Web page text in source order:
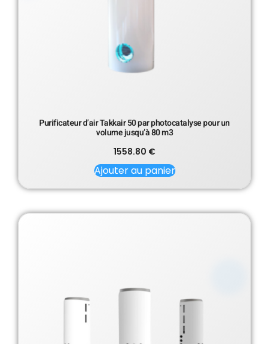
Purificateur d’air Takkair 50 par photocatalyse pour un
volume jusqu’à 80 m3
1558.80 €
Ajouter au panier